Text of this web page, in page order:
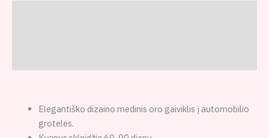
Elegantiško dizaino medinis oro gaiviklis į automobilio
groteles.